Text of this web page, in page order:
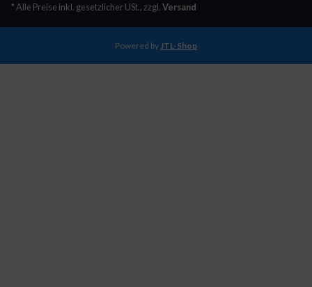
* Alle Preise inkl. gesetzlicher USt., zzgl.Versand
Powered by JTL-Shop